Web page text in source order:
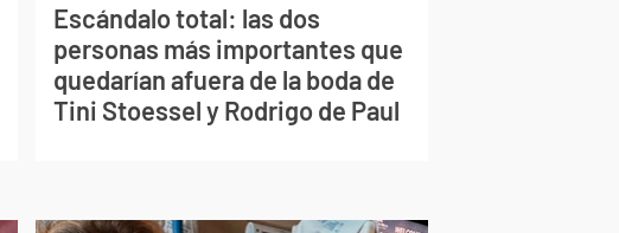
Escándalo total: las dos
personas más importantes que
quedarían afuera de la boda de
Tini Stoessel y Rodrigo de Paul